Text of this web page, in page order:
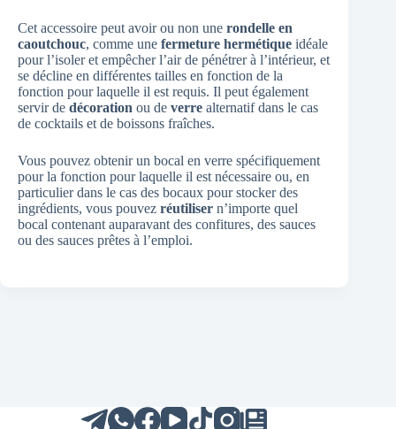
Cet accessoire peut avoir ou non une rondelle en
caoutchouc, comme une fermeture hermétique idéale
pour l’isoler et empêcher l’air de pénétrer à l’intérieur, et
se décline en différentes tailles en fonction de la
fonction pour laquelle il est requis. Il peut également
servir de décoration ou de verre alternatif dans le cas
de cocktails et de boissons fraîches.
Vous pouvez obtenir un bocal en verre spécifiquement
pour la fonction pour laquelle il est nécessaire ou, en
particulier dans le cas des bocaux pour stocker des
ingrédients, vous pouvez réutiliser n’importe quel
bocal contenant auparavant des confitures, des sauces
ou des sauces prêtes à l’emploi.